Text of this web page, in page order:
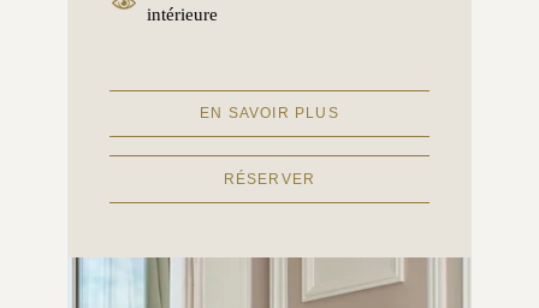
intérieure
EN SAVOIR PLUS
RÉSERVER